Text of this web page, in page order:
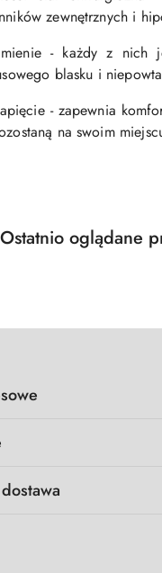
zewnętrznych i
- każdy z nich
blasku i
- zapewnia
na swoim
produktów
Produkty
Ostatnio oglądane